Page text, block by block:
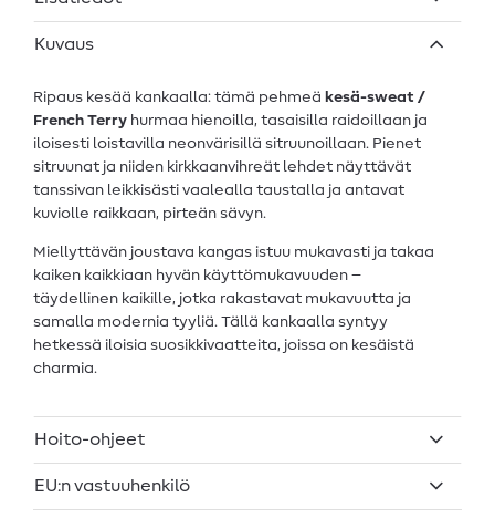
Kuvaus
Ripaus kesää kankaalla: tämä pehmeä kesä-sweat /
French Terry hurmaa hienoilla, tasaisilla raidoillaan ja
iloisesti loistavilla neonvärisillä sitruunoillaan. Pienet
sitruunat ja niiden kirkkaanvihreät lehdet näyttävät
tanssivan leikkisästi vaalealla taustalla ja antavat
kuviolle raikkaan, pirteän sävyn.
Miellyttävän joustava kangas istuu mukavasti ja takaa
kaiken kaikkiaan hyvän käyttömukavuuden –
täydellinen kaikille, jotka rakastavat mukavuutta ja
samalla modernia tyyliä. Tällä kankaalla syntyy
hetkessä iloisia suosikkivaatteita, joissa on kesäistä
charmia.
Hoito-ohjeet
EU:n vastuuhenkilö